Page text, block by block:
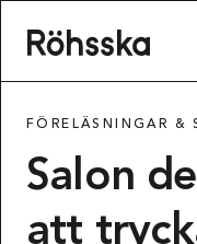
FÖRELÄSNINGAR &
Salon
att